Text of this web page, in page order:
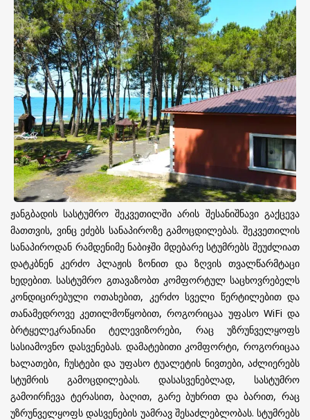
ჟანგბადის სასტუმრო შეკვეთილში არის შესანიშნავი გაქცევა
მათთვის, ვინც ეძებს სანაპიროზე გამოცდილებას. შეკვეთილის
სანაპიროდან რამდენიმე ნაბიჯში მდებარე სტუმრებს შეუძლიათ
დატკბნენ კერძო პლაჟის ზონით და ზღვის თვალწარმტაცი
ხედებით. სასტუმრო გთავაზობთ კომფორტულ საცხოვრებელს
კონდიცირებული ოთახებით, კერძო სველი წერტილებით და
თანამედროვე კეთილმოწყობით, როგორიცაა უფასო WiFi და
ბრტყელეკრანიანი ტელევიზორები, რაც უზრუნველყოფს
სასიამოვნო დასვენებას. დამატებითი კომფორტი, როგორიცაა
ხალათები, ჩუსტები და უფასო ტუალეტის ნივთები, აძლიერებს
სტუმრის გამოცდილებას. დასასვენებლად, სასტუმრო
გამოირჩევა ტერასით, ბაღით, გარე ბუხრით და ბარით, რაც
უზრუნველყოფს დასვენების უამრავ შესაძლებლობას. სტუმრებს